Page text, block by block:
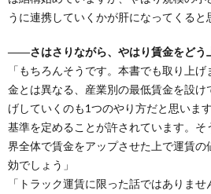
うに連携していくかが肝になってくると
――さはさりながら、やはり賃金をどう
「もちろんそうです。本書でも取り上
金とは異なる、産業別の最低賃金を設け
げしていくのも1つのやり方だと思いま
基準を定めることが許されています。
界全体で賃金をアップさせた上で運賃
効でしょう」
「トラック運賃に限った話ではありま